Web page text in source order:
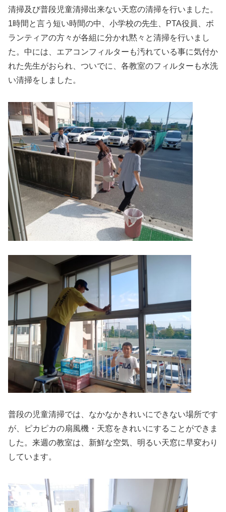
清掃及び普段児童清掃出来ない天窓の清掃を行いました。
1時間と言う短い時間の中、小学校の先生、PTA役員、ボ
ランティアの方々が各組に分かれ黙々と清掃を行いまし
た。中には、エアコンフィルターも汚れている事に気付か
れた先生がおられ、ついでに、各教室のフィルターも水洗
い清掃をしました。
普段の児童清掃では、なかなかきれいにできない場所です
が、ピカピカの扇風機・天窓をきれいにすることができま
した。来週の教室は、新鮮な空気、明るい天窓に早変わり
しています。